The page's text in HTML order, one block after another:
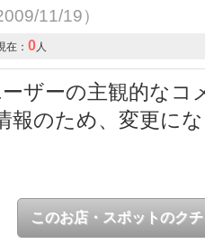
11/19）
在： 0人
ザーの主観的なコ
報のため、変更に
このお店・スポットのク